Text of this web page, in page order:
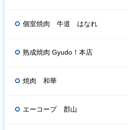
個室焼肉 牛道 はなれ
熟成焼肉 Gyudo！本店
焼肉 和華
エーコープ 郡山